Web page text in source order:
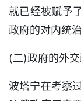
就已经被赋予
政府的对内统治
(二)政府的外
波塔宁在考察